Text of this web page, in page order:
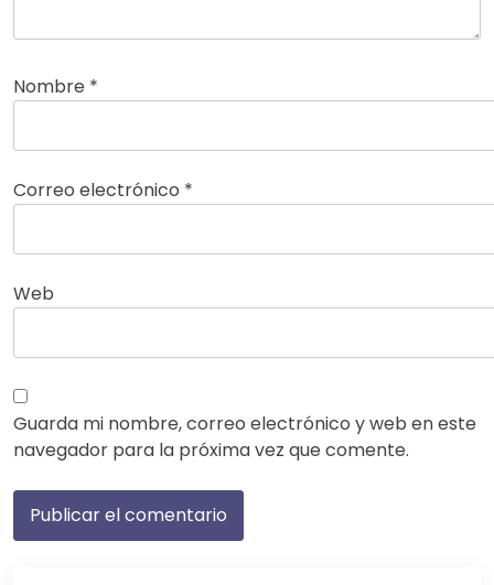
Nombre *
Correo electrónico *
Web
Guarda mi nombre, correo electrónico y web en este
navegador para la próxima vez que comente.